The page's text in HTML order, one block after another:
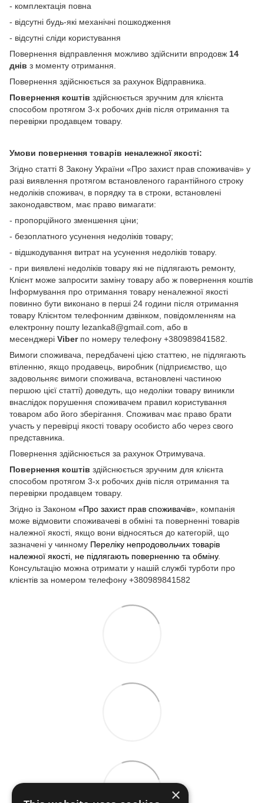
- комплектація повна
- відсутні будь-які механічні пошкодження
- відсутні сліди користування
Повернення відправлення можливо здійснити впродовж 14
днів з моменту отримання.
Повернення здійснюється за рахунок Відправника.
Повернення коштів здійснюється зручним для клієнта
способом протягом 3-х робочих днів після отримання та
перевірки продавцем товару.
Умови повернення товарів неналежної якості:
Згідно статті 8 Закону України «Про захист прав споживачів» у
разі виявлення протягом встановленого гарантійного строку
недоліків споживач, в порядку та в строки, встановлені
законодавством, має право вимагати:
- пропорційного зменшення ціни;
- безоплатного усунення недоліків товару;
- відшкодування витрат на усунення недоліків товару.
- при виявлені недоліків товару які не підлягають ремонту,
Клієнт може запросити заміну товару або ж повернення коштів
Інформування про отримання товару неналежної якості
повинно бути виконано в перші 24 години після отримання
товару Клієнтом телефонним дзвінком, повідомленням на
електронну пошту lezanka8@gmail.com, або в
месенджері Viberпо номеру телефону +380989841582.
Вимоги споживача, передбачені цією статтею, не підлягають
втіленню, якщо продавець, виробник (підприємство, що
задовольняє вимоги споживача, встановлені частиною
першою цієї статті) доведуть, що недоліки товару виникли
внаслідок порушення споживачем правил користування
товаром або його зберігання. Споживач має право брати
участь у перевірці якості товару особисто або через свого
представника.
Повернення здійснюється за рахунок Отримувача.
Повернення коштів здійснюється зручним для клієнта
способом протягом 3-х робочих днів після отримання та
перевірки продавцем товару.
Згідно із Законом «Про захист прав споживачів» , компанія
може відмовити споживачеві в обміні та поверненні товарів
належної якості, якщо вони відносяться до категорій, що
зазначені у чинному Переліку непродовольчих товарів
належної якості, не підлягають поверненню та обміну.
Консультацію можна отримати у нашій службі турботи про
клієнтів за номером телефону +380989841582
×